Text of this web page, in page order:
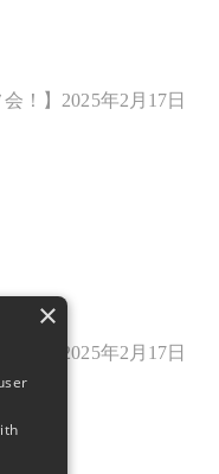
！】2025年2月17日
！】2025年2月17日
×